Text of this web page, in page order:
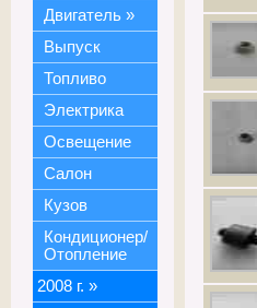
Двигатель »
Выпуск
Топливо
Электрика
Освещение
Салон
Кузов
Кондиционер/
Отопление
2008 г. »